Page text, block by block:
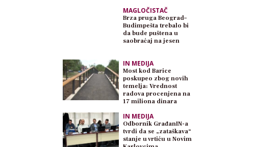
MAGLOČISTAČ
Brza pruga Beograd–
Budimpešta trebalo bi
da bude puštena u
saobraćaj na jesen
IN MEDIJA
Most kod Barice
poskupeo zbog novih
temelja: Vrednost
radova procenjena na
17 miliona dinara
IN MEDIJA
Odbornik GrađanIN-a
tvrdi da se „zataškava“
stanje u vrtiću u Novim